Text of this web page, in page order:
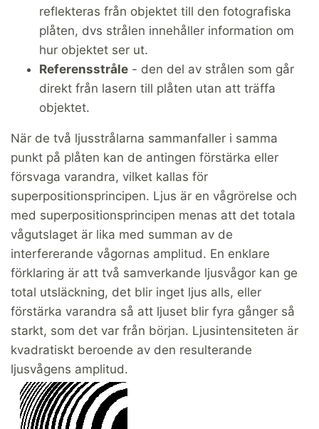
reflekteras från objektet till den fotografiska
plåten, dvs strålen innehåller information om
hur objektet ser ut.
Referensstråle - den del av strålen som går
direkt från lasern till plåten utan att träffa
objektet.
När de två ljusstrålarna sammanfaller i samma
punkt på plåten kan de antingen förstärka eller
försvaga varandra, vilket kallas för
superpositionsprincipen. Ljus är en vågrörelse och
med superpositionsprincipen menas att det totala
vågutslaget är lika med summan av de
interfererande vågornas amplitud. En enklare
förklaring är att två samverkande ljusvågor kan ge
total utsläckning, det blir inget ljus alls, eller
förstärka varandra så att ljuset blir fyra gånger så
starkt, som det var från början. Ljusintensiteten är
kvadratiskt beroende av den resulterande
ljusvågens amplitud.